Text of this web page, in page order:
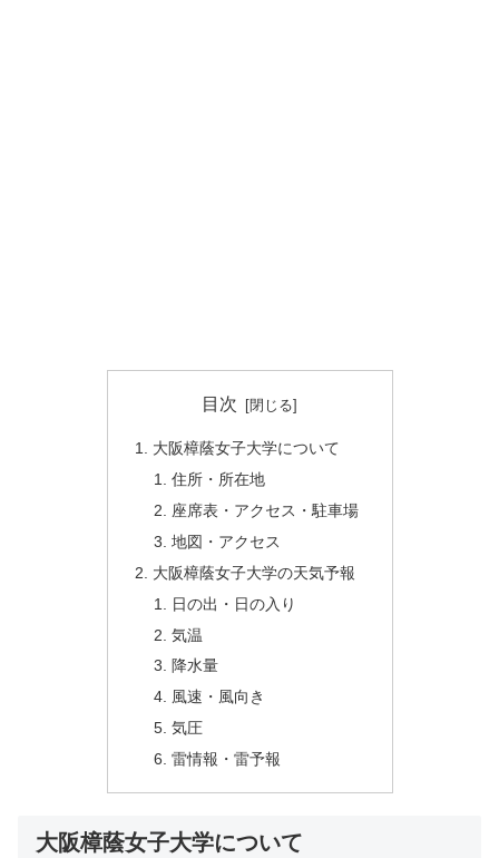
目次
大阪樟蔭女子大学について
住所・所在地
座席表・アクセス・駐車場
地図・アクセス
大阪樟蔭女子大学の天気予報
日の出・日の入り
気温
降水量
風速・風向き
気圧
雷情報・雷予報
大阪樟蔭女子大学について